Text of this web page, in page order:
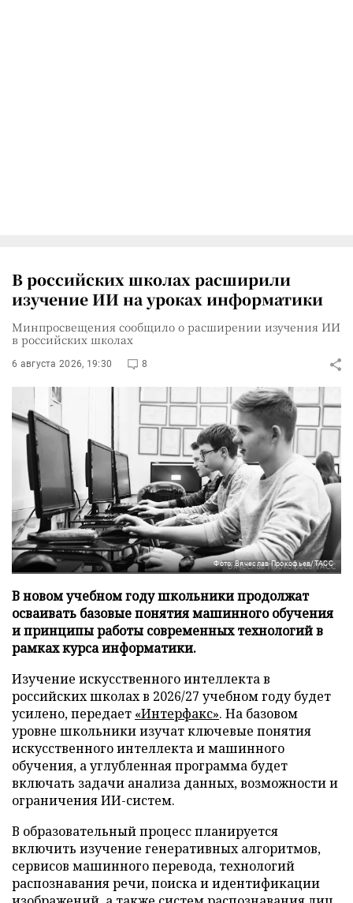
В российских школах расширили
изучение ИИ на уроках информатики
Минпросвещения сообщило о расширении изучения ИИ
в российских школах
6 августа 2026, 19:30 8
Фото: Вячеслав Прокофьев/ТАСС
В новом учебном году школьники продолжат
осваивать базовые понятия машинного обучения
и принципы работы современных технологий в
рамках курса информатики.
Изучение искусственного интеллекта в
российских школах в 2026/27 учебном году будет
усилено, передает «Интерфакс». На базовом
уровне школьники изучат ключевые понятия
искусственного интеллекта и машинного
обучения, а углубленная программа будет
включать задачи анализа данных, возможности и
ограничения ИИ-систем.
В образовательный процесс планируется
включить изучение генеративных алгоритмов,
сервисов машинного перевода, технологий
распознавания речи, поиска и идентификации